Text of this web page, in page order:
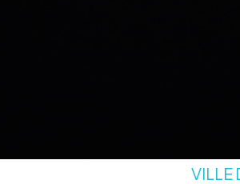
VILLE